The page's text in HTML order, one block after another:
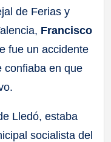
de Ferias y
Francisco
fue un accidente
confiaba en que
Lledó, estaba
socialista del